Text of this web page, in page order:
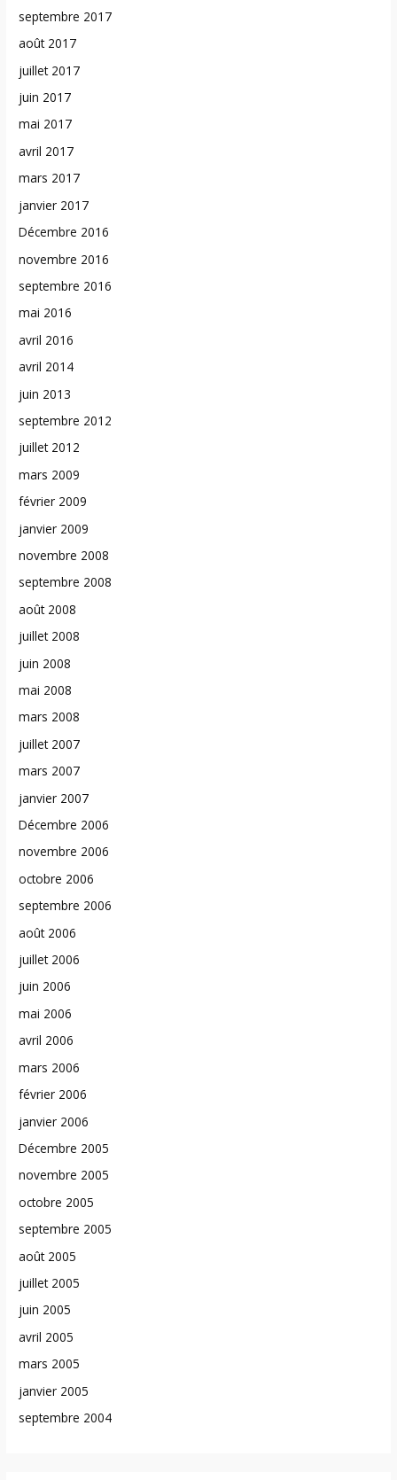
septembre 2017
août 2017
juillet 2017
juin 2017
mai 2017
avril 2017
mars 2017
janvier 2017
Décembre 2016
novembre 2016
septembre 2016
mai 2016
avril 2016
avril 2014
juin 2013
septembre 2012
juillet 2012
mars 2009
février 2009
janvier 2009
novembre 2008
septembre 2008
août 2008
juillet 2008
juin 2008
mai 2008
mars 2008
juillet 2007
mars 2007
janvier 2007
Décembre 2006
novembre 2006
octobre 2006
septembre 2006
août 2006
juillet 2006
juin 2006
mai 2006
avril 2006
mars 2006
février 2006
janvier 2006
Décembre 2005
novembre 2005
octobre 2005
septembre 2005
août 2005
juillet 2005
juin 2005
avril 2005
mars 2005
janvier 2005
septembre 2004